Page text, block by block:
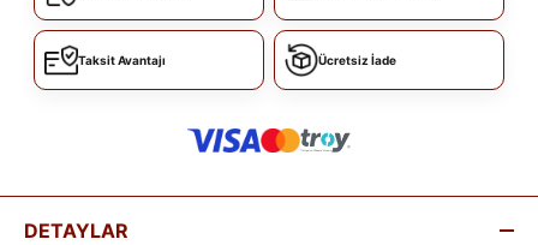
Taksit Avantajı Ücretsiz İade
DETAYLAR